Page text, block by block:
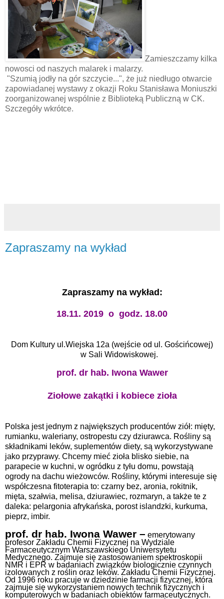
Zamieszczamy kilka
nowosci od naszych malarek i malarzy.
"Szumią jodły na gór szczycie...", że już niedługo otwarcie
zapowiadanej wystawy z okazji Roku Stanisława Moniuszki
zoorganizowanej wspólnie z Biblioteką Publiczną w CK.
Szczegóły wkrótce.
Zapraszamy na wykład
Zapraszamy na wykład:
18.11. 2019 o godz. 18.00
Dom Kultury ul.Wiejska 12a (wejście od ul. Gościńcowej)
w Sali Widowiskowej.
prof. dr hab. Iwona Wawer
Ziołowe zakątki i kobiece zioła
Polska jest jednym z największych producentów ziół: mięty,
rumianku, waleriany, ostropestu czy dziurawca. Rośliny są
składnikami leków, suplementów diety, są wykorzystywane
jako przyprawy. Chcemy mieć zioła blisko siebie, na
parapecie w kuchni, w ogródku z tyłu domu, powstają
ogrody na dachu wieżowców. Rośliny, którymi interesuje się
współczesna fitoterapia to: czarny bez, aronia, rokitnik,
mięta, szałwia, melisa, dziurawiec, rozmaryn, a także te z
daleka: pelargonia afrykańska, porost islandzki, kurkuma,
pieprz, imbir.
prof. dr hab. Iwona Wawer – emerytowany
profesor Zakładu Chemii Fizycznej na Wydziale
Farmaceutycznym Warszawskiego Uniwersytetu
Medycznego. Zajmuje się zastosowaniem spektroskopii
NMR i EPR w badaniach związków biologicznie czynnych
izolowanych z roślin oraz leków. Zakładu Chemii Fizycznej.
Od 1996 roku pracuje w dziedzinie farmacji fizycznej, która
zajmuje się wykorzystaniem nowych technik fizycznych i
komputerowych w badaniach obiektów farmaceutycznych.